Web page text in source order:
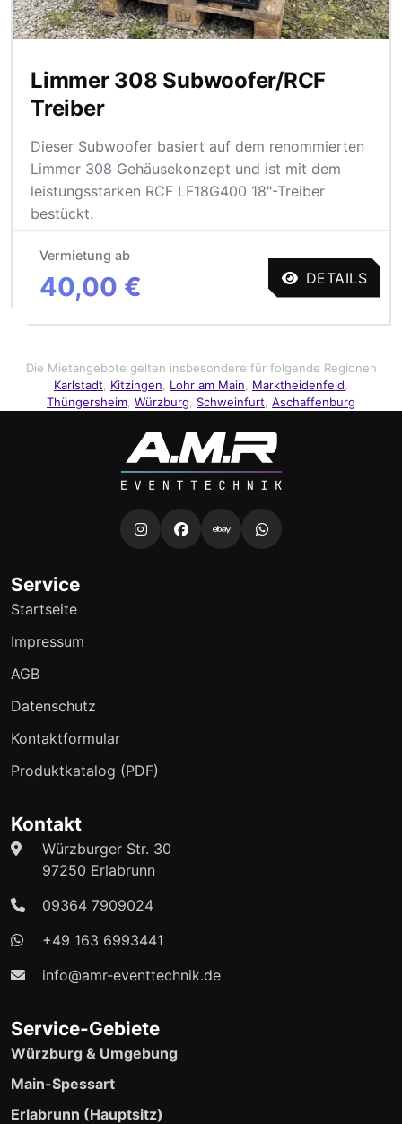
Limmer 308 Subwoofer/RCF
Treiber
Dieser Subwoofer basiert auf dem renommierten
Limmer 308 Gehäusekonzept und ist mit dem
leistungsstarken RCF LF18G400 18"-Treiber
bestückt.
Vermietung ab
40,00 € DETAILS
Die Mietangebote gelten insbesondere für folgende Regionen
Karlstadt
Kitzingen Lohr am Main Marktheidenfeld
Thüngersheim Würzburg Schweinfurt Aschaffenburg
Service
Startseite
Impressum
AGB
Datenschutz
Kontaktformular
Produktkatalog (PDF)
Kontakt
Würzburger Str. 30
97250 Erlabrunn
09364 7909024
+49 163 6993441
info@amr-eventtechnik.de
Service-Gebiete
Würzburg & Umgebung
Main-Spessart
Erlabrunn (Hauptsitz)